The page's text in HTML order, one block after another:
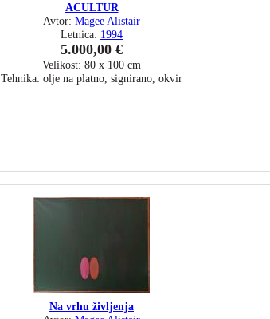
ACULTUR
Avtor: Magee Alistair
Letnica: 1994
5.000,00 €
Velikost: 80 x 100 cm
Tehnika: olje na platno, signirano, okvir
Na vrhu življenja